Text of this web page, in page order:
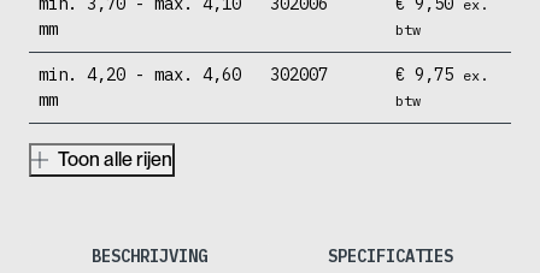
mm
ex.
btw
min. 4,20 - max. 4,60
mm
302007 € 9,75 ex.
btw
Toon alle rijen
BESCHRIJVING SPECIFICATIES